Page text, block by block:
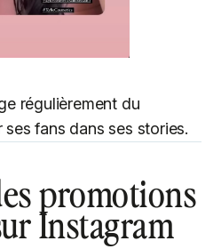
régulièrement du
fans dans ses stories.
promotions
Instagram